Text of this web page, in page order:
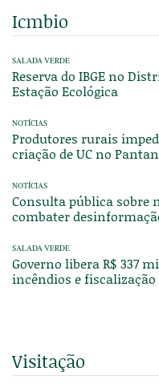
Icmbio
SALADA VERDE
Reserva do IBGE no
Estação Ecológica
NOTÍCIAS
Produtores rurais
criação de UC no
NOTÍCIAS
Consulta pública sobre
combater
SALADA VERDE
Governo libera R$ 337
incêndios e
Visitação